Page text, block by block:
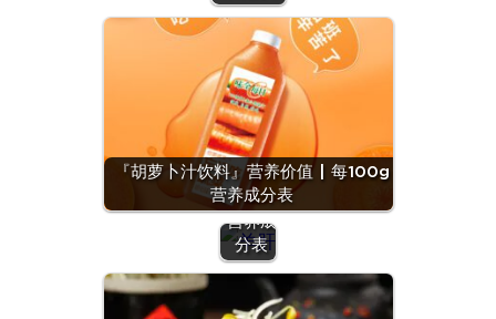
『胡萝卜汁饮料』营养价值 | 每100g
营养成分表
『羊
肝』营
养价值
| 每
100g
营养成
分表